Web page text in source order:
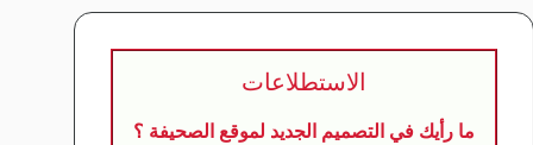
الاستطلاعات
ما رأيك في التصميم الجديد لموقع الصحيفة ؟